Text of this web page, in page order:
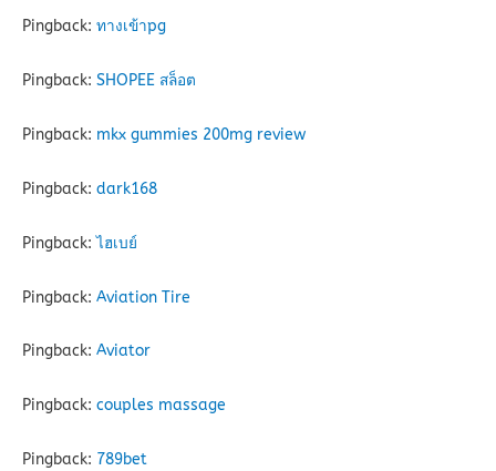
Pingback: ทางเข้าpg
Pingback: SHOPEE สล็อต
Pingback: mkx gummies 200mg review
Pingback: dark168
Pingback:ไฮเบย์
Pingback: Aviation Tire
Pingback: Aviator
Pingback: couples massage
Pingback: 789bet